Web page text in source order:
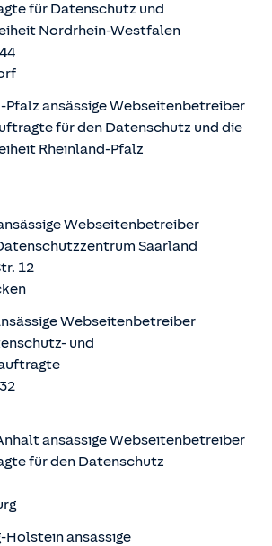
für Datenschutz und
Nordrhein-Westfalen
Pfalz ansässige Webseitenbetreiber
für den Datenschutz und die
Rheinland-Pfalz
Webseitenbetreiber
Saarland
12
Webseitenbetreiber
und
ansässige Webseitenbetreiber
für den Datenschutz
Holstein ansässige